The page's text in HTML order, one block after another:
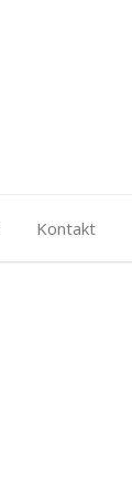
Kontakt